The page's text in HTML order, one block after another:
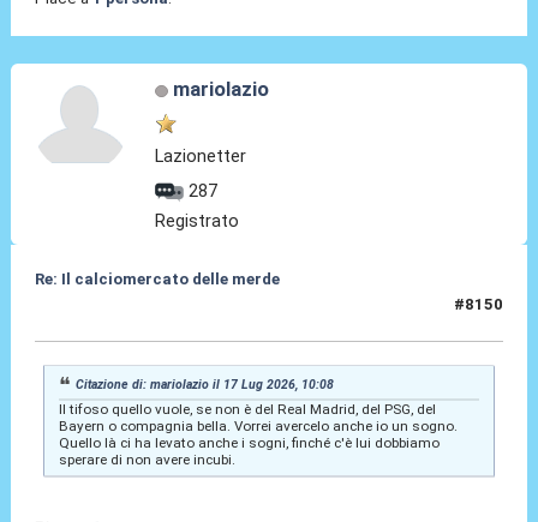
mariolazio
Lazionetter
287
Registrato
Re: Il calciomercato delle merde
#8150
Citazione di: mariolazio il 17 Lug 2026, 10:08
Il tifoso quello vuole, se non è del Real Madrid, del PSG, del
Bayern o compagnia bella. Vorrei avercelo anche io un sogno.
Quello là ci ha levato anche i sogni, finché c'è lui dobbiamo
sperare di non avere incubi.